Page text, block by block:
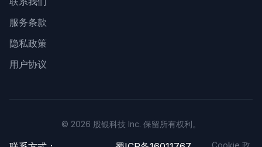
服务条款
隐私政策
用户协议
© 2026 股银科技 Inc. 保留所有权利。
Cookie 政